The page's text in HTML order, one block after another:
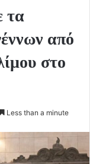
τα
από
στο
Less than a minute